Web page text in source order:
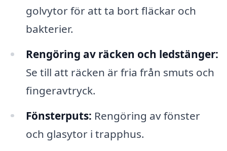
golvytor för att ta bort fläckar och
bakterier.
Rengöring av räcken och ledstänger:
Se till att räcken är fria från smuts och
fingeravtryck.
Fönsterputs: Rengöring av fönster
och glasytor i trapphus.